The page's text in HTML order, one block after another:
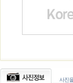
사진